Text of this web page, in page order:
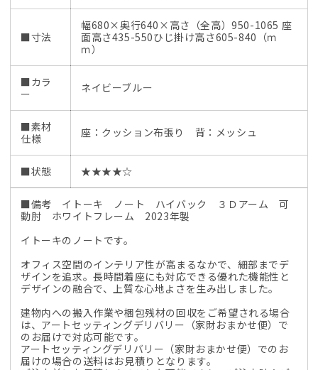
■寸法
幅680×奥行640×高さ（全高）950-1065 座
面高さ435-550ひじ掛け高さ605-840（ｍ
ｍ）
■カラ
ー
ネイビーブルー
■素材
仕様
座：クッション布張り 背：メッシュ
■状態 ★★★★☆
■備考 イトーキ ノート ハイバック ３Ｄアーム 可
動肘 ホワイトフレーム 2023年製
イトーキのノートです。
オフィス空間のインテリア性が高まるなかで、細部までデ
ザインを追求。長時間着座にも対応できる優れた機能性と
デザインの融合で、上質な心地よさを生み出しました。
建物内への搬入作業や梱包残材の回収をご希望される場合
は、アートセッティングデリバリー（家財おまかせ便）で
のお届けで対応可能です。
アートセッティングデリバリー（家財おまかせ便）でのお
届けの場合の送料はお見積りとなります。